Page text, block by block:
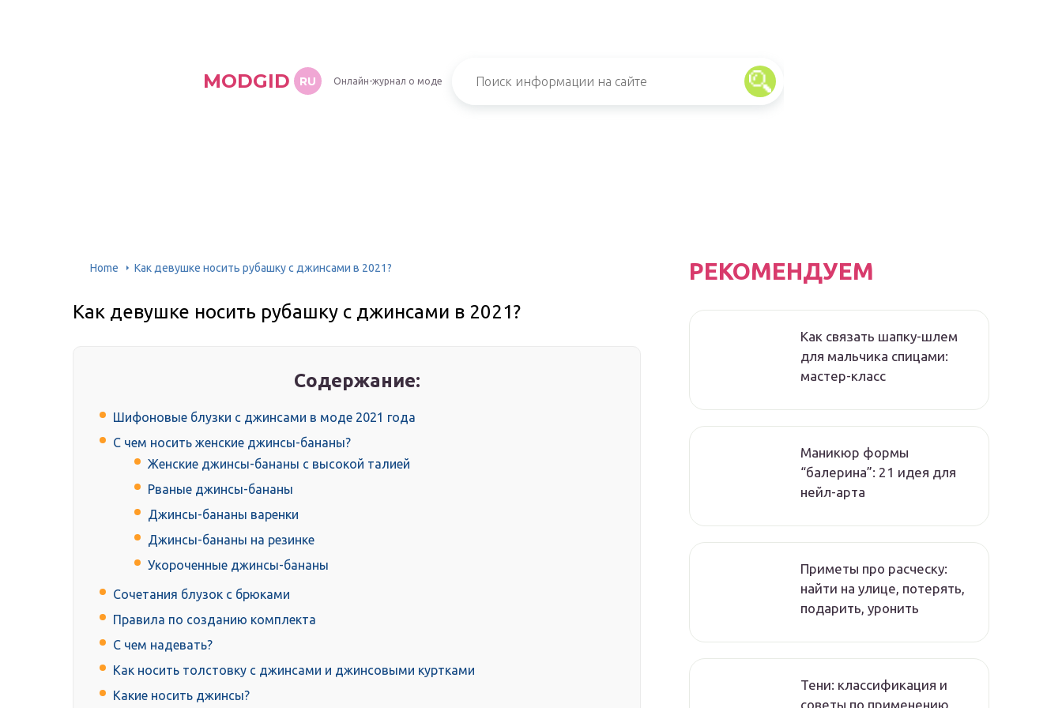
MODGID RU Онлайн-журнал о моде
Home Как девушке носить рубашку с джинсами в 2021?
Как девушке носить рубашку с джинсами в 2021?
Содержание:
Шифоновые блузки с джинсами в моде 2021 года
С чем носить женские джинсы-бананы?
Женские джинсы-бананы с высокой талией
Рваные джинсы-бананы
Джинсы-бананы варенки
Джинсы-бананы на резинке
Укороченные джинсы-бананы
Сочетания блузок с брюками
Правила по созданию комплекта
С чем надевать?
Как носить толстовку с джинсами и джинсовыми куртками
Какие носить джинсы?
РЕКОМЕНДУЕМ
Как связать шапку-шлем
для мальчика спицами:
мастер-класс
Маникюр формы
“балерина”: 21 идея для
нейл-арта
Приметы про расческу:
найти на улице, потерять,
подарить, уронить
Тени: классификация и
советы по применению